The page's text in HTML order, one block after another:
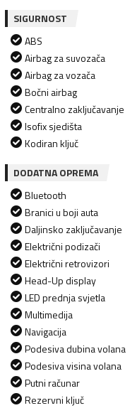
SIGURNOST
ABS
Airbag za suvozača
Airbag za vozača
Bočni airbag
Centralno zaključavanje
Isofix sjedišta
Kodiran ključ
DODATNA OPREMA
Bluetooth
Branici u boji auta
Daljinsko zaključavanje
Električni podizači
Električni retrovizori
Head-Up display
LED prednja svjetla
Multimedija
Navigacija
Podesiva dubina volana
Podesiva visina volana
Putni računar
Rezervni ključ